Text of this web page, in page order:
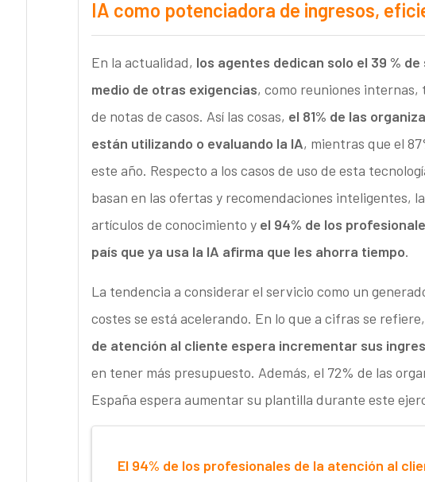
IA como potenciadora de ingresos,
En la actualidad, los agentes dedican solo el 39 %
medio de otras exigencias, como reuniones
de notas de casos. Así las cosas, el 81% de las
están utilizando o evaluando la IA, mientras que el
este año. Respecto a los casos de uso de esta
basan en las ofertas y recomendaciones inteligentes,
artículos de conocimiento y el 94% de los
país que ya usa la IA afirma que les ahorra tiempo.
La tendencia a considerar el servicio como un
costes se está acelerando. En lo que a cifras se
de atención al cliente espera incrementar sus
en tener más presupuesto. Además, el 72% de las
España espera aumentar su plantilla durante este
El 94% de los profesionales de la atención al